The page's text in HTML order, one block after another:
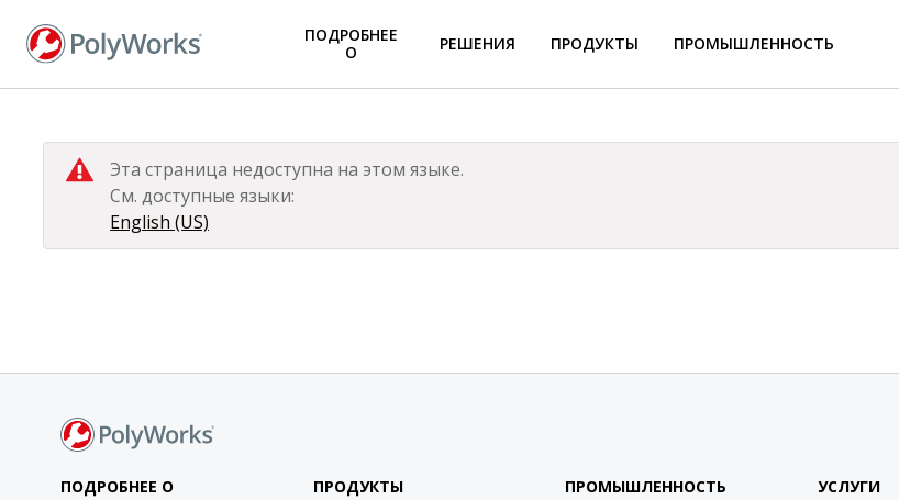
основному
содержанию
ПОДРОБНЕЕ
О
РЕШЕНИЯ ПРОДУКТЫ ПРОМЫШЛЕННОСТЬ
Эта страница недоступна на этом языке.
См. доступные языки:
English (US)
ПОДРОБНЕЕ О
ПРОДУКТЫ
ПРОМЫШЛЕННОСТЬ
УСЛУГИ